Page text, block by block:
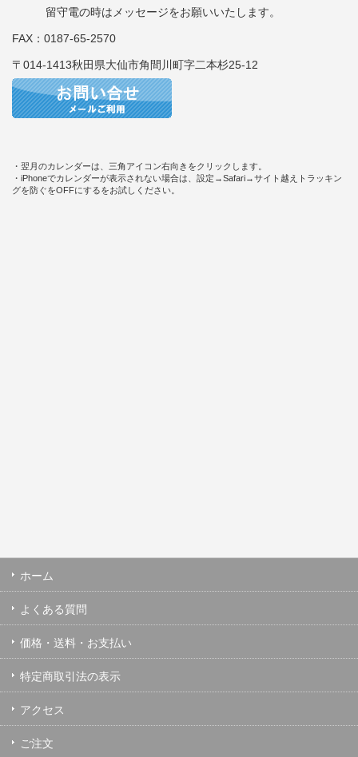
留守電の時はメッセージをお願いいたします。
FAX：0187-65-2570
〒014-1413秋田県大仙市角間川町字二本杉25-12
・翌月のカレンダーは、三角アイコン右向きをクリックします。
・iPhoneでカレンダーが表示されない場合は、設定→Safari→サイト越えトラッキン
グを防ぐをOFFにするをお試しください。
ホーム
よくある質問
価格・送料・お支払い
特定商取引法の表示
アクセス
ご注文